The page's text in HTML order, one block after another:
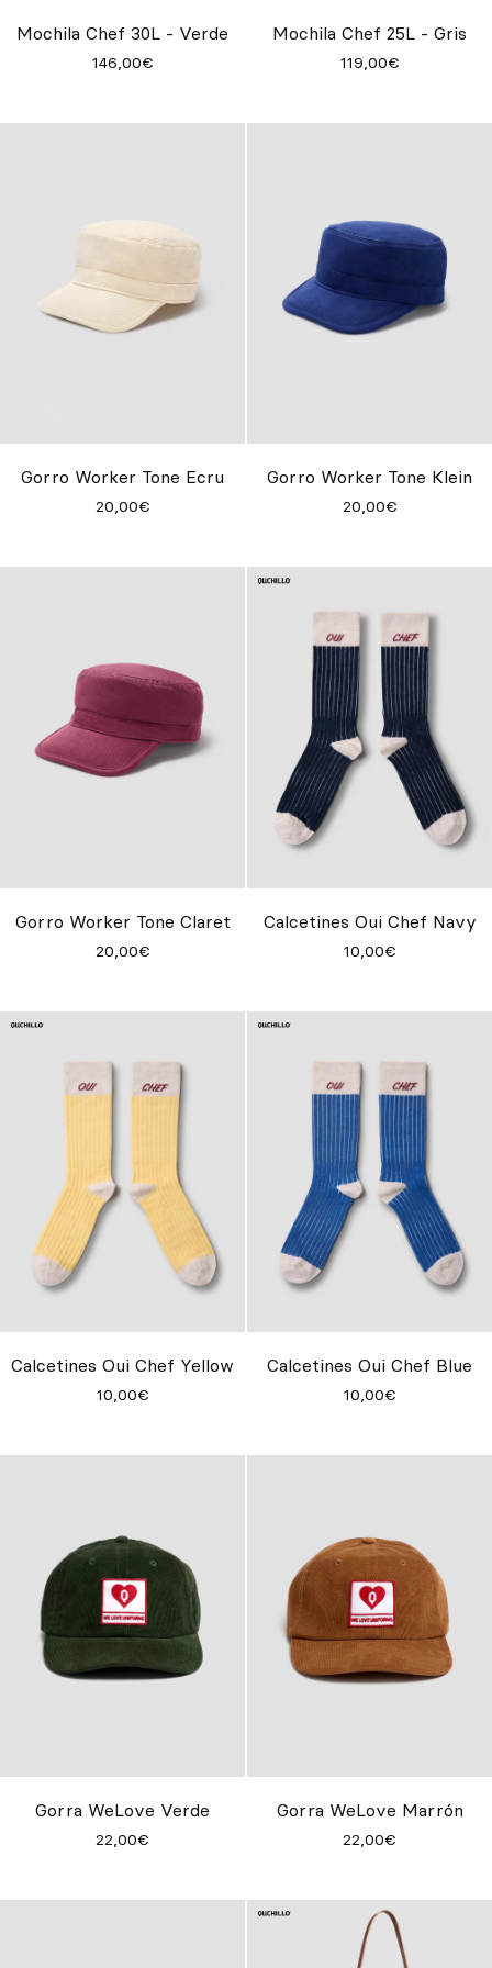
Inspírate
Mochila Chef 30L - Verde
146,00€
Mochila Chef 25L - Gris
119,00€
Gorro Worker Tone Ecru
20,00€
Gorro Worker Tone Klein
20,00€
Gorro Worker Tone Claret
20,00€
Calcetines Oui Chef Navy
10,00€
Calcetines Oui Chef Yellow
10,00€
Calcetines Oui Chef Blue
10,00€
Gorra WeLove Verde
22,00€
Gorra WeLove Marrón
22,00€